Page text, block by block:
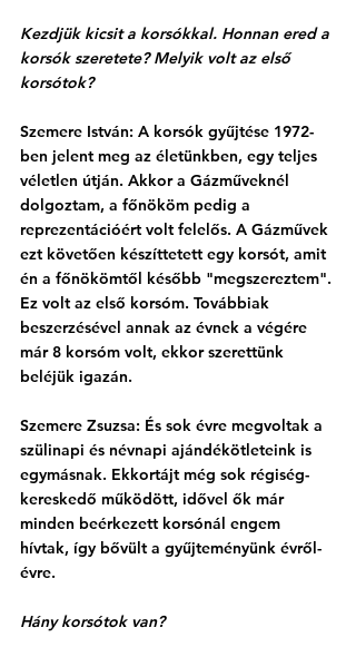
Kezdjük kicsit a korsókkal. Honnan ered a
korsók szeretete? Melyik volt az első
korsótok?
Szemere István: A korsók gyűjtése 1972-
ben jelent meg az életünkben, egy teljes
véletlen útján. Akkor a Gázműveknél
dolgoztam, a főnököm pedig a
reprezentációért volt felelős. A Gázművek
ezt követően készíttetett egy korsót, amit
én a főnökömtől később "megszereztem".
Ez volt az első korsóm. Továbbiak
beszerzésével annak az évnek a végére
már 8 korsóm volt, ekkor szerettünk
beléjük igazán.
Szemere Zsuzsa: És sok évre megvoltak a
szülinapi és névnapi ajándékötleteink is
egymásnak. Ekkortájt még sok régiség-
kereskedő működött, idővel ők már
minden beérkezett korsónál engem
hívtak, így bővült a gyűjteményünk évről-
évre.
Hány korsótok van?